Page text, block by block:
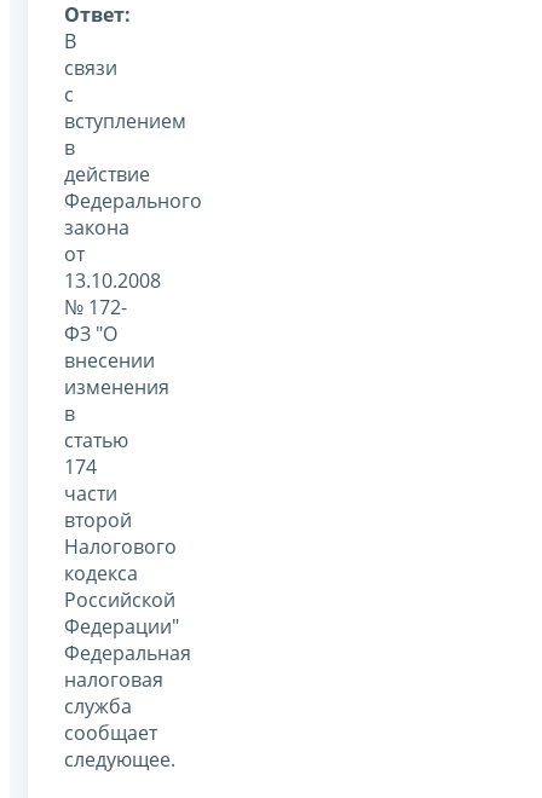
Ответ:
В
связи
с
вступлением
в
действие
Федерального
закона
от
13.10.2008
№ 172-
ФЗ "О
внесении
изменения
в
статью
174
части
второй
Налогового
кодекса
Российской
Федерации"
Федеральная
налоговая
служба
сообщает
следующее.